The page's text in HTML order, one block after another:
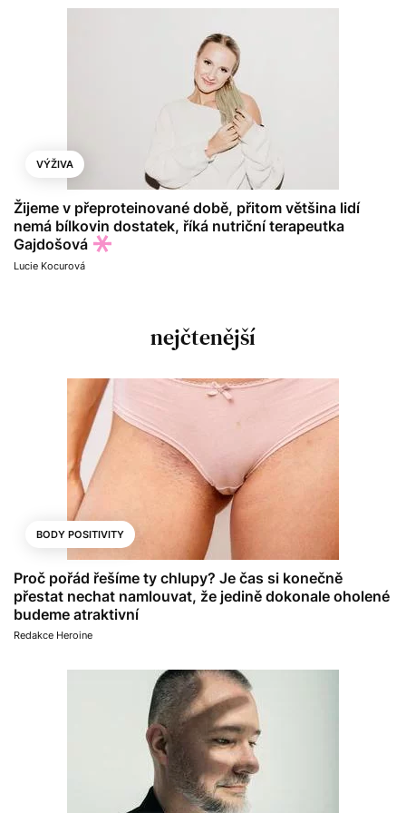
VÝŽIVA
Žijeme v přeproteinované době, přitom většina lidí
nemá bílkovin dostatek, říká nutriční terapeutka
Gajdošová
Lucie Kocurová
nejčtenější
BODY POSITIVITY
Proč pořád řešíme ty chlupy? Je čas si konečně
přestat nechat namlouvat, že jedině dokonale oholené
budeme atraktivní
Redakce Heroine